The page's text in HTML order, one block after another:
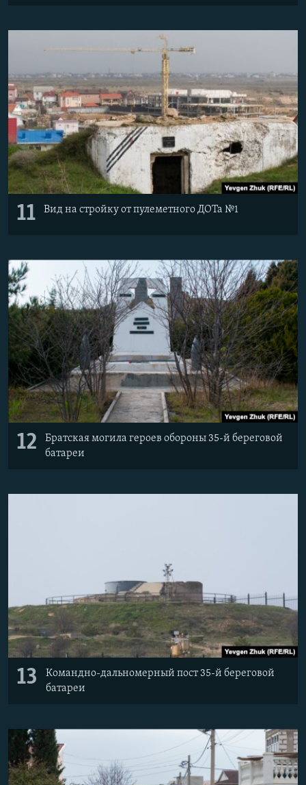
11 Вид на стройку от пулеметного ДОТа №1
12
Братская могила героев обороны 35-й береговой
батареи
13
Командно-дальномерный пост 35-й береговой
батареи